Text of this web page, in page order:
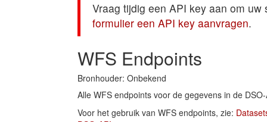
Vraag tijdig een API key aan om
formulier een API key aanvragen.
WFS Endpoints
Bronhouder: Onbekend
Alle WFS endpoints voor de gegevens in de
Voor het gebruik van WFS endpoints, zie: